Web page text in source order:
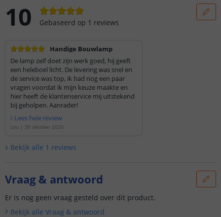
10 Gebaseerd op 1 reviews
Handige Bouwlamp
De lamp zelf doet zijn werk goed, hij geeft
een heleboel licht. De levering was snel en
de service was top, ik had nog een paar
vragen voordat ik mijn keuze maakte en
hier heeft de klantenservice mij uitstekend
bij geholpen. Aanrader!
Lees hele review
Lou | 30 oktober 2020
Bekijk alle 1 reviews
Vraag & antwoord
Er is nog geen vraag gesteld over dit product.
Bekijk alle Vraag & antwoord